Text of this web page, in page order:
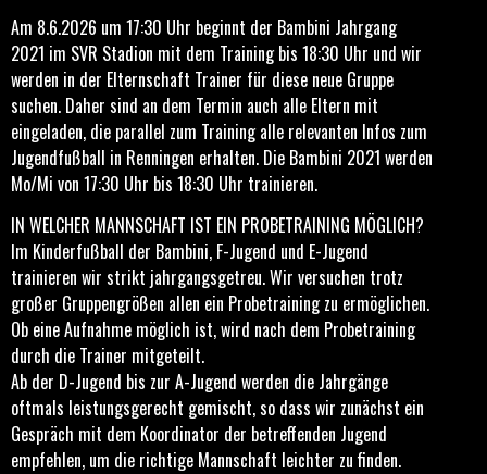
Am 8.6.2026 um 17:30 Uhr beginnt der Bambini Jahrgang
2021 im SVR Stadion mit dem Training bis 18:30 Uhr und wir
werden in der Elternschaft Trainer für diese neue Gruppe
suchen. Daher sind an dem Termin auch alle Eltern mit
eingeladen, die parallel zum Training alle relevanten Infos zum
Jugendfußball in Renningen erhalten. Die Bambini 2021 werden
Mo/Mi von 17:30 Uhr bis 18:30 Uhr trainieren.
IN WELCHER MANNSCHAFT IST EIN PROBETRAINING MÖGLICH?
Im Kinderfußball der Bambini, F-Jugend und E-Jugend
trainieren wir strikt jahrgangsgetreu. Wir versuchen trotz
großer Gruppengrößen allen ein Probetraining zu ermöglichen.
Ob eine Aufnahme möglich ist, wird nach dem Probetraining
durch die Trainer mitgeteilt.
Ab der D-Jugend bis zur A-Jugend werden die Jahrgänge
oftmals leistungsgerecht gemischt, so dass wir zunächst ein
Gespräch mit dem Koordinator der betreffenden Jugend
empfehlen, um die richtige Mannschaft leichter zu finden.